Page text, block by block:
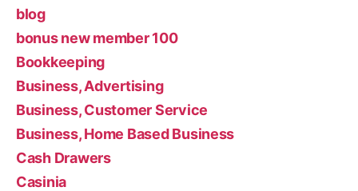
blog
bonus new member 100
Bookkeeping
Business, Advertising
Business, Customer Service
Business, Home Based Business
Cash Drawers
Casinia